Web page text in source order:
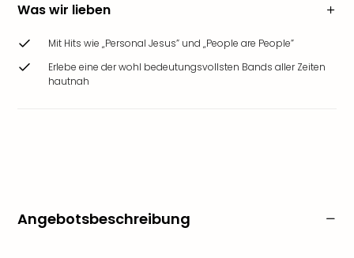
Was wir lieben
Mit Hits wie „Personal Jesus” und „People are People”
Erlebe eine der wohl bedeutungsvollsten Bands aller Zeiten
hautnah
Angebotsbeschreibung